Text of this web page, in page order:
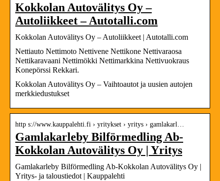
Kokkolan Autovälitys Oy –
Autoliikkeet – Autotalli.com
Kokkolan Autovälitys Oy – Autoliikkeet | Autotalli.com
Nettiauto Nettimoto Nettivene Nettikone Nettivaraosa
Nettikaravaani Nettimökki Nettimarkkina Nettivuokraus
Konepörssi Rekkari.
Kokkolan Autovälitys Oy – Vaihtoautot ja uusien autojen
merkkiedustukset
http s://www.kauppalehti.fi › yritykset › yritys › gamlakarl…
Gamlakarleby Bilförmedling Ab-
Kokkolan Autovälitys Oy | Yritys
Gamlakarleby Bilförmedling Ab-Kokkolan Autovälitys Oy |
Yritys- ja taloustiedot | Kauppalehti